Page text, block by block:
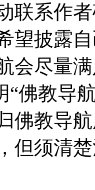
联系作
望披露
会尽量
“佛教导
佛教导
但须清